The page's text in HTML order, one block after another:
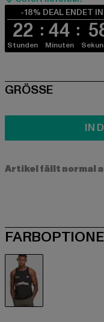
-18% DEAL ENDET IN
22
Stunden
44
Minuten
SIZE
GRÖSSE
IN
Artikel fällt normal